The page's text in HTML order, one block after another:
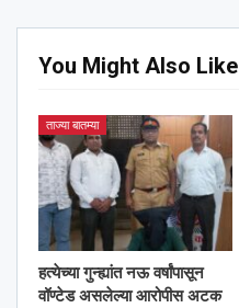
You Might Also Like
ताज्या बातम्या
हत्येच्या गुन्ह्यांत नऊ वर्षांपासून
वॉण्टेड असलेल्या आरोपीस अटक